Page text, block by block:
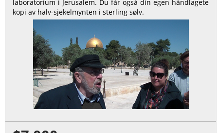
laboratorium i Jerusalem. Du får også din egen håndlagete
kopi av halv-sjekelmynten i sterling sølv.